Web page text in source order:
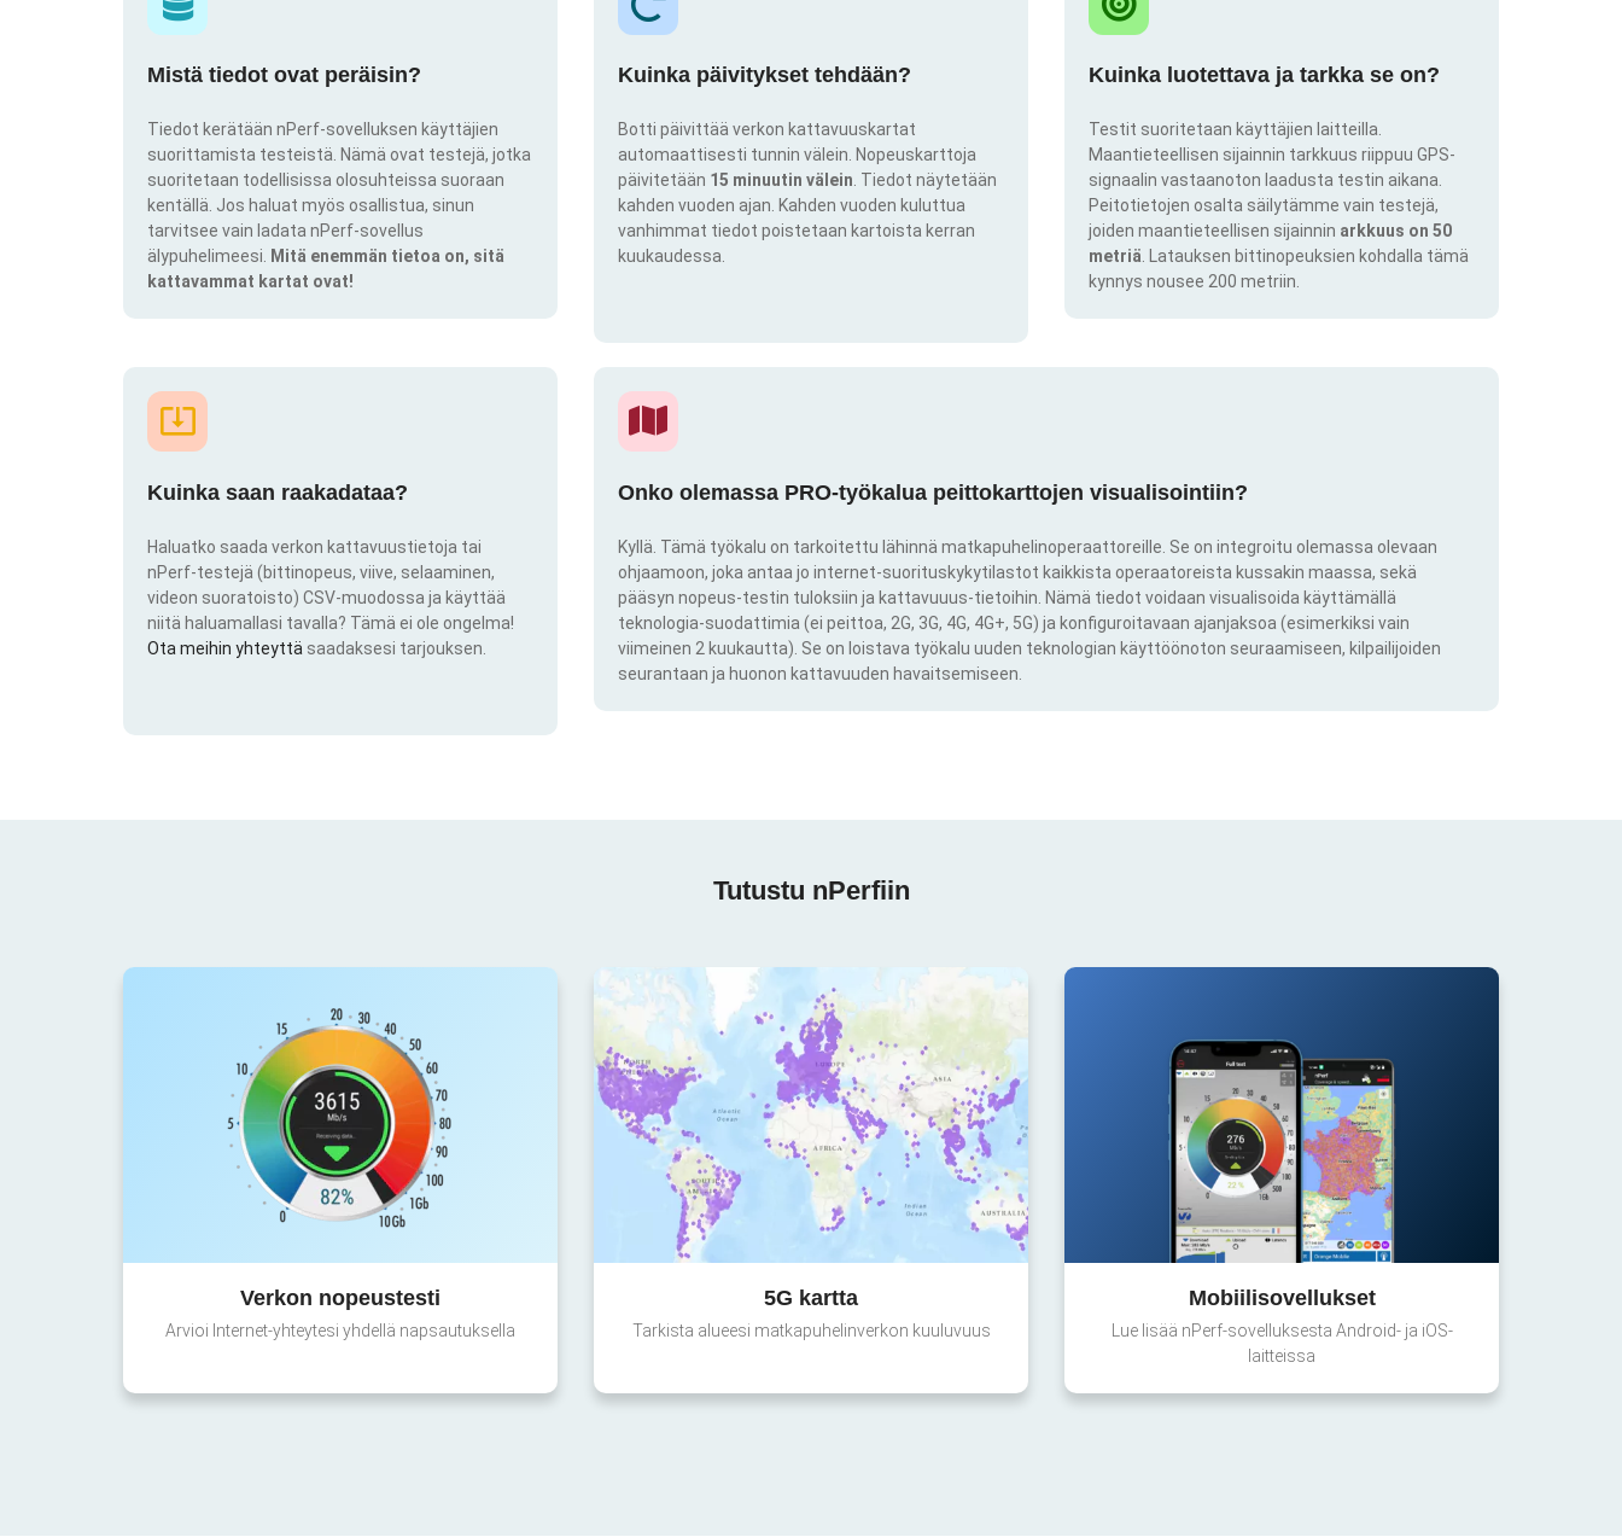
Mistä tiedot ovat peräisin?
Tiedot kerätään nPerf-sovelluksen käyttäjien
suorittamista testeistä. Nämä ovat testejä, jotka
suoritetaan todellisissa olosuhteissa suoraan
kentällä. Jos haluat myös osallistua, sinun
tarvitsee vain ladata nPerf-sovellus
älypuhelimeesi.
Mitä enemmän tietoa on, sitä
kattavammat kartat ovat!
Kuinka päivitykset tehdään?
Botti päivittää verkon kattavuuskartat
automaattisesti tunnin välein. Nopeuskarttoja
päivitetään 15 minuutin välein . Tiedot näytetään
kahden vuoden ajan. Kahden vuoden kuluttua
vanhimmat tiedot poistetaan kartoista kerran
kuukaudessa.
Kuinka luotettava ja tarkka se on?
Testit suoritetaan käyttäjien laitteilla.
Maantieteellisen sijainnin tarkkuus riippuu GPS-
signaalin vastaanoton laadusta testin aikana.
Peitotietojen osalta säilytämme vain testejä,
joiden maantieteellisen sijainnin arkkuus on 50
metriä . Latauksen bittinopeuksien kohdalla tämä
kynnys nousee 200 metriin.
Kuinka saan raakadataa?
Haluatko saada verkon kattavuustietoja tai
nPerf-testejä (bittinopeus, viive, selaaminen,
videon suoratoisto) CSV-muodossa ja käyttää
niitä haluamallasi tavalla? Tämä ei ole ongelma!
Ota meihin yhteyttä saadaksesi tarjouksen.
Onko olemassa PRO-työkalua peittokarttojen visualisointiin?
Kyllä. Tämä työkalu on tarkoitettu lähinnä matkapuhelinoperaattoreille. Se on integroitu olemassa olevaan
ohjaamoon, joka antaa jo internet-suorituskykytilastot kaikkista operaatoreista kussakin maassa, sekä
pääsyn nopeus-testin tuloksiin ja kattavuuus-tietoihin. Nämä tiedot voidaan visualisoida käyttämällä
teknologia-suodattimia (ei peittoa, 2G, 3G, 4G, 4G+, 5G) ja konfiguroitavaan ajanjaksoa (esimerkiksi vain
viimeinen 2 kuukautta). Se on loistava työkalu uuden teknologian käyttöönoton seuraamiseen, kilpailijoiden
seurantaan ja huonon kattavuuden havaitsemiseen.
Tutustu nPerfiin
Verkon nopeustesti
Arvioi Internet-yhteytesi yhdellä napsautuksella
5G kartta
Tarkista alueesi matkapuhelinverkon kuuluvuus
Mobiilisovellukset
Lue lisää nPerf-sovelluksesta Android- ja iOS-
laitteissa